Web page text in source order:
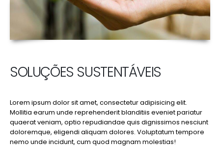
SOLUÇÕES SUSTENTÁVEIS
Lorem ipsum dolor sit amet, consectetur adipisicing elit.
Mollitia earum unde reprehenderit blanditiis eveniet pariatur
quaerat veniam, optio repudiandae quis dignissimos nesciunt
doloremque, eligendi aliquam dolores. Voluptatum tempore
nemo unde incidunt, cum quod magnam molestias!